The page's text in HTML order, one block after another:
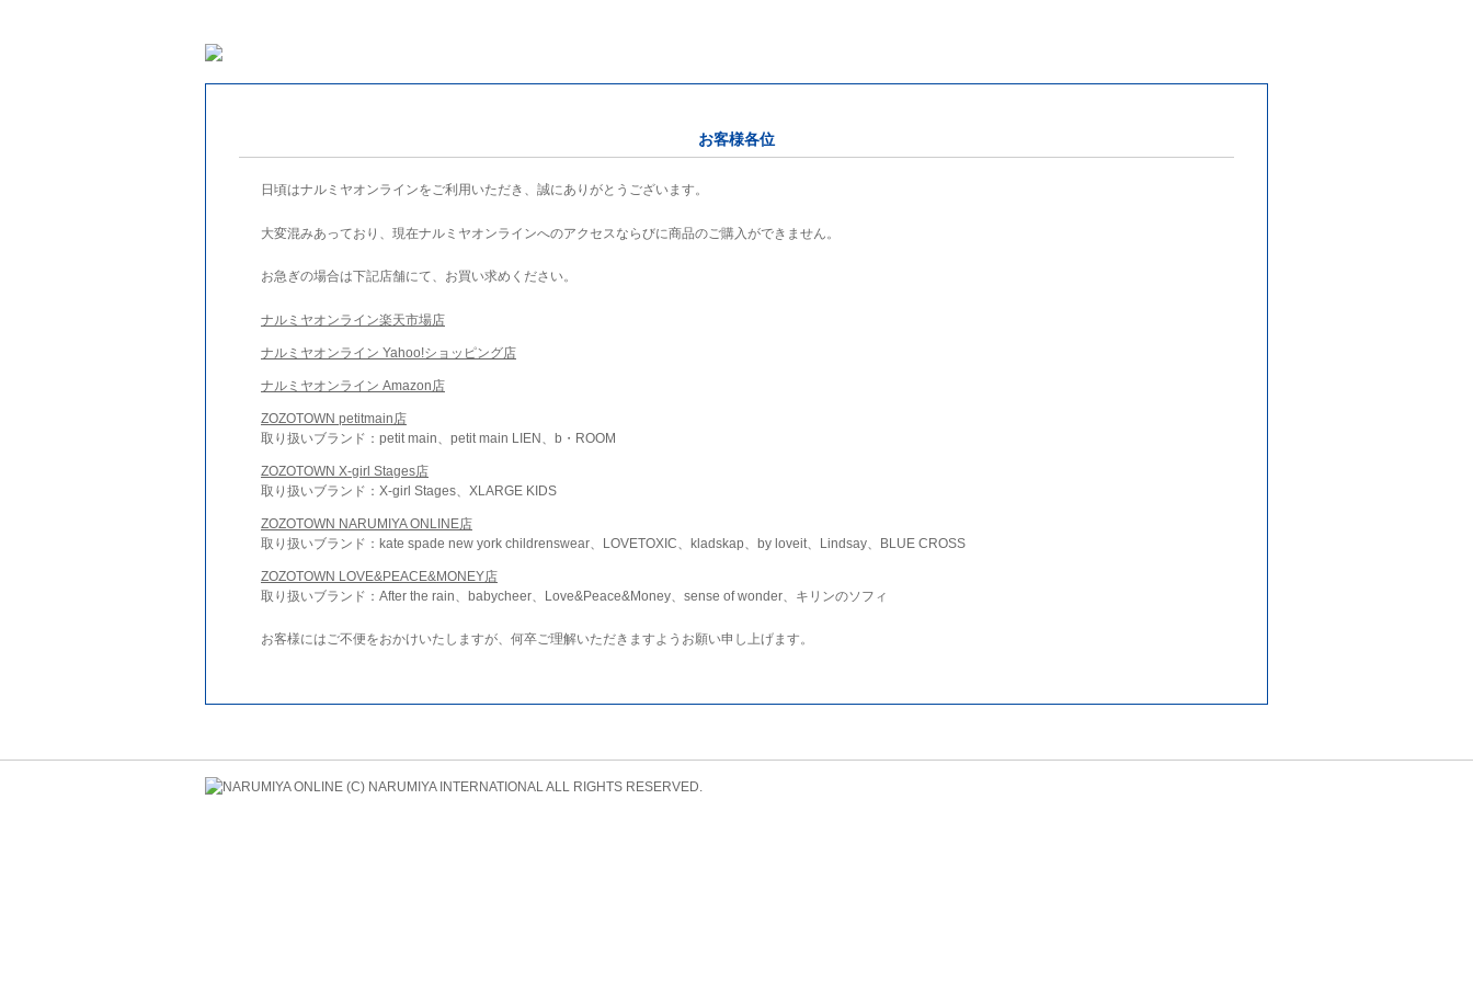
お客様各位
日頃はナルミヤオンラインをご利用いただき、誠にありがとうございます。
大変混みあっており、現在ナルミヤオンラインへのアクセスならびに商品のご購入ができません。
お急ぎの場合は下記店舗にて、お買い求めください。
ナルミヤオンライン楽天市場店
ナルミヤオンライン Yahoo!ショッピング店
ナルミヤオンライン Amazon店
ZOZOTOWN petitmain店
取り扱いブランド：petit main、petit main LIEN、b・ROOM
ZOZOTOWN X-girl Stages店
取り扱いブランド：X-girl Stages、XLARGE KIDS
ZOZOTOWN NARUMIYA ONLINE店
取り扱いブランド：kate spade new york childrenswear、LOVETOXIC、kladskap、by loveit、Lindsay、BLUE CROSS
ZOZOTOWN LOVE&PEACE&MONEY店
取り扱いブランド：After the rain、babycheer、Love&Peace&Money、sense of wonder、キリンのソフィ
お客様にはご不便をおかけいたしますが、何卒ご理解いただきますようお願い申し上げます。